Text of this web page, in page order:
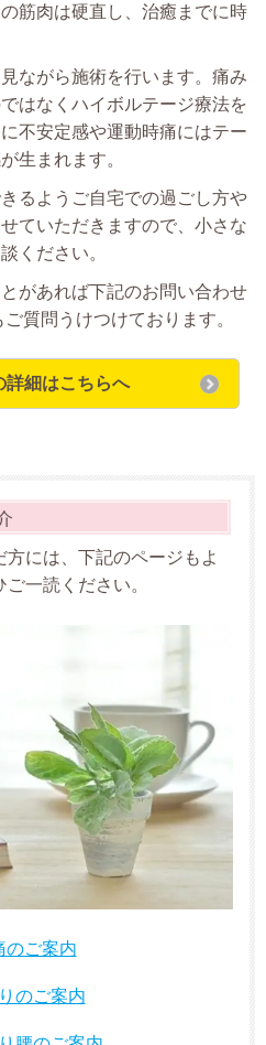
筋肉は硬直し、治癒までに時
ながら施術を行います。痛み
はなくハイボルテージ療法を
不安定感や運動時痛にはテー
生まれます。
るようご自宅での過ごし方や
ていただきますので、小さな
ください。
があれば下記のお問い合わせ
質問うけつけております。
詳細はこちらへ
には、下記のページもよ
一読ください。
のご案内
のご案内